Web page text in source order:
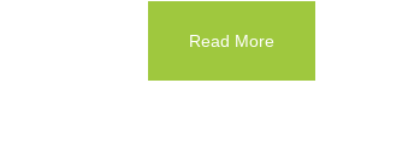
Read More